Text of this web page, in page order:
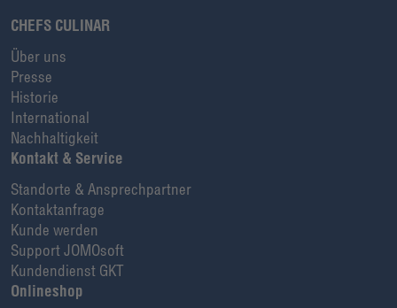
CHEFS CULINAR
Über uns
Presse
Historie
International
Nachhaltigkeit
Kontakt & Service
Standorte & Ansprechpartner
Kontaktanfrage
Kunde werden
Support JOMOsoft
Kundendienst GKT
Onlineshop